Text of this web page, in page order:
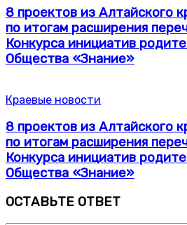
8 проектов из Алтайского
по итогам расширения
Конкурса инициатив
Общества «Знание»
Краевые новости
8 проектов из Алтайского
по итогам расширения
Конкурса инициатив
Общества «Знание»
ОСТАВЬТЕ ОТВЕТ